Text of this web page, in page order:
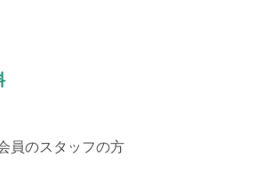
員のスタッフの方